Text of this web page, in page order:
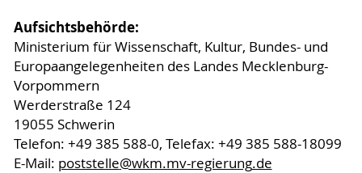
Aufsichtsbehörde:
Ministerium für Wissenschaft, Kultur, Bundes- und
Europaangelegenheiten des Landes Mecklenburg-
Vorpommern
Werderstraße 124
19055 Schwerin
Telefon: +49 385 588-0, Telefax: +49 385 588-18099
E-Mail: poststelle@wkm.mv-regierung.de